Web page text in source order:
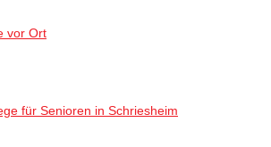
vor Ort
für Senioren in Schriesheim